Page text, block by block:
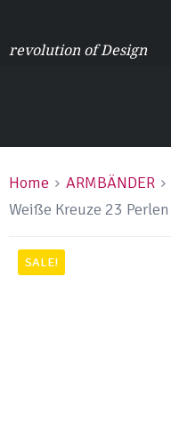
revolution of Design
Home ARMBÄNDER
Weiße Kreuze 23 Perlen
SALE!